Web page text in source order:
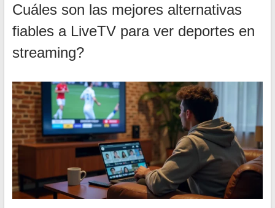
Cuáles son las mejores alternativas
fiables a LiveTV para ver deportes en
streaming?